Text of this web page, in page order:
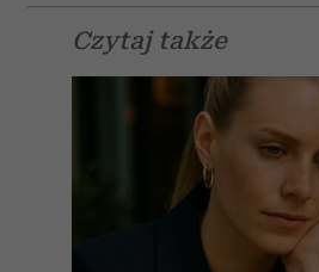
Czytaj także